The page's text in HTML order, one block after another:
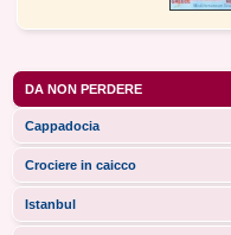
DA NON PERDERE
Cappadocia
Crociere in caicco
Istanbul